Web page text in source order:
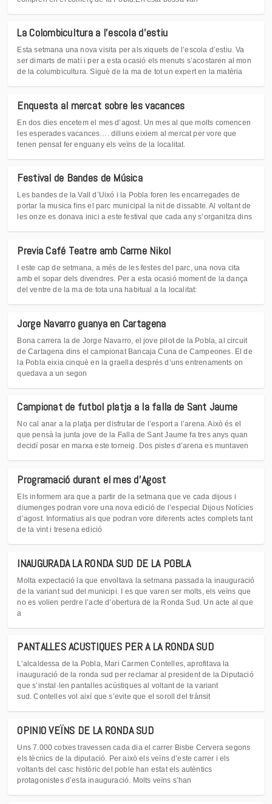
La Colombicultura a l'escola d'estiu
Esta setmana una nova visita per als xiquets de l’escola d’estiu. Va
ser dimarts de matí i per a esta ocasió els menuts s’acostaren al mon
de la columbicultura. Siguè de la ma de tot un expert en la matèria
Enquesta al mercat sobre les vacances
En dos dies encetem el mes d’agost. Un mes al que molts comencen
les esperades vacances…. dilluns eixiem al mercat per vore que
tenen pensat fer enguany els veïns de la localitat.
Festival de Bandes de Música
Les bandes de la Vall d’Uixó i la Pobla foren les encarregades de
portar la musica fins el parc municipal la nit de dissabte. Al voltant de
les onze es donava inici a este festival que cada any s’organitza dins
Previa Café Teatre amb Carme Nikol
I este cap de setmana, a més de les festes del parc, una nova cita
amb el sopar dels divendres. Per a esta ocasió moment de la dança
del ventre de la ma de tota una habitual a la localitat:
Jorge Navarro guanya en Cartagena
Bona carrera la de Jorge Navarro, el jove pilot de la Pobla, al circuit
de Cartagena dins el campionat Bancaja Cuna de Campeones. El de
la Pobla eixia cinquè en la graella després d’uns entrenaments on
quedava a un segon
Campionat de futbol platja a la falla de Sant Jaume
No cal anar a la platja per disfrutar de l’esport a l’arena. Això és el
que pensà la junta jove de la Falla de Sant Jaume fa tres anys quan
decidí posar en marxa este torneig. Dos pistes d’arena es muntaven
Programació durant el mes d'Agost
Els informem ara que a partir de la setmana que ve cada dijous i
diumenges podran vore una nova edició de l’especial Dijous Notícies
d’agost. Informatius als que podran vore diferents actes complets tant
de la vint i tresena edició
INAUGURADA LA RONDA SUD DE LA POBLA
Molta expectació la que envoltava la setmana passada la inauguració
de la variant sud del municipi. I es que varen ser molts, els veïns que
no es volien perdre l’acte d’obertura de la Ronda Sud. Un acte al que
a
PANTALLES ACUSTIQUES PER A LA RONDA SUD
L’alcaldessa de la Pobla, Mari Carmen Contelles, aprofitava la
inauguració de la ronda sud per reclamar al president de la Diputació
que s’instal·len pantalles acústiques al voltant de la variant
sud. Contelles vol així que s’evite que el soroll del trànsit
OPINIO VEÏNS DE LA RONDA SUD
Uns 7.000 cotxes travessen cada dia el carrer Bisbe Cervera segons
els tècnics de la diputació. Per això els veïns d’este carrer i els
voltants del casc històric del poble han estat els autèntics
protagonistes d’esta inauguració. Molts veïns s’han